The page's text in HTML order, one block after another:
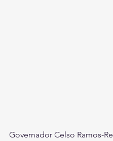
Governador Celso Ramos-